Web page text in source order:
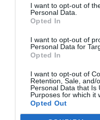
I want to opt-out of
Personal Data.
Opted In
I want to opt-out of
Personal Data for
Opted In
I want to opt-out of
Retention, Sale, and/
Personal Data that Is
Purposes for which it
Opted Out
por Hispanidad
Artículos anteriores
DIARIO DE LA
Diario de la
Oír se manifiesta
“Pedro Sánchez
por Redacción